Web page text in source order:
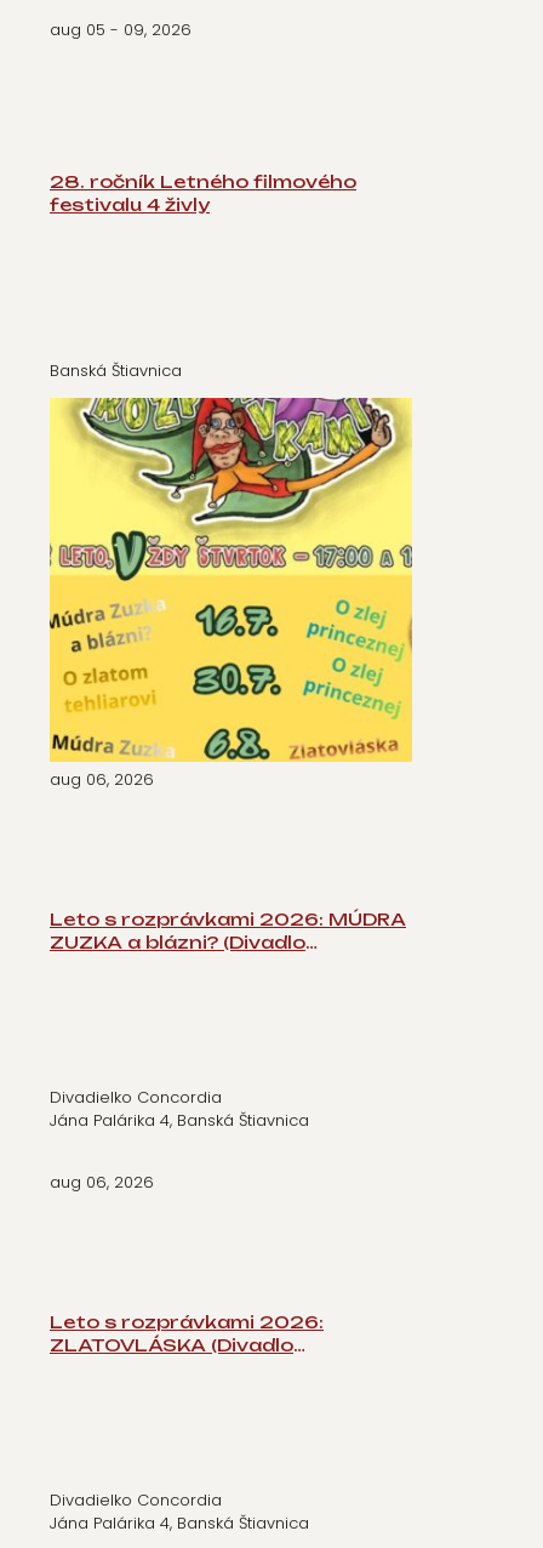
aug 05 - 09, 2026
28. ročník Letného filmového
festivalu 4 živly
Banská Štiavnica
aug 06, 2026
Leto s rozprávkami 2026: MÚDRA
ZUZKA a blázni? (Divadlo
Divadielko Concordia
Jána Palárika 4, Banská Štiavnica
aug 06, 2026
Leto s rozprávkami 2026:
ZLATOVLÁSKA (Divadlo
Divadielko Concordia
Jána Palárika 4, Banská Štiavnica